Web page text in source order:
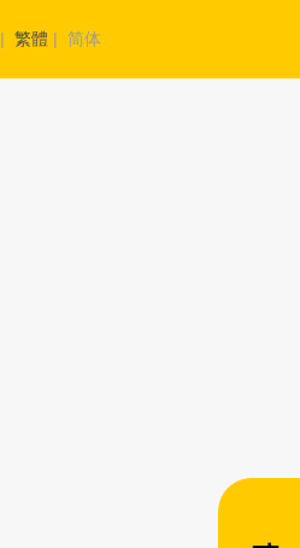
| 繁體 | 简体